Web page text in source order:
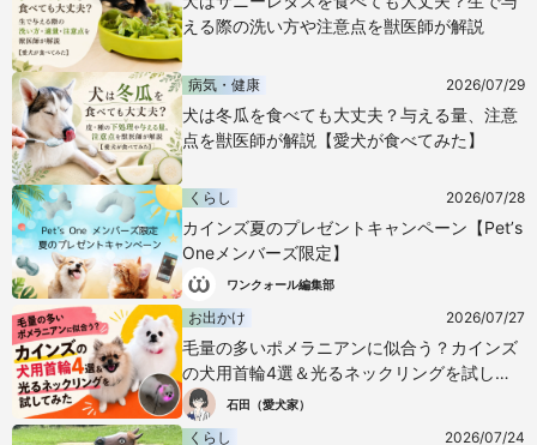
える際の洗い方や注意点を獣医師が解説
病気・健康 2026/07/29
犬は冬瓜を食べても大丈夫？与える量、注意
点を獣医師が解説【愛犬が食べてみた】
くらし 2026/07/28
カインズ夏のプレゼントキャンペーン【Pet’s
Oneメンバーズ限定】
ワンクォール編集部
お出かけ 2026/07/27
毛量の多いポメラニアンに似合う？カインズ
の犬用首輪4選＆光るネックリングを試して
みた
石田（愛犬家）
くらし 2026/07/24